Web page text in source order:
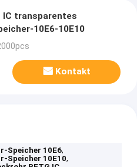
IC transparentes
10E6-10E10
Kontakt
Speicher 10E6,
Speicher 10E10,